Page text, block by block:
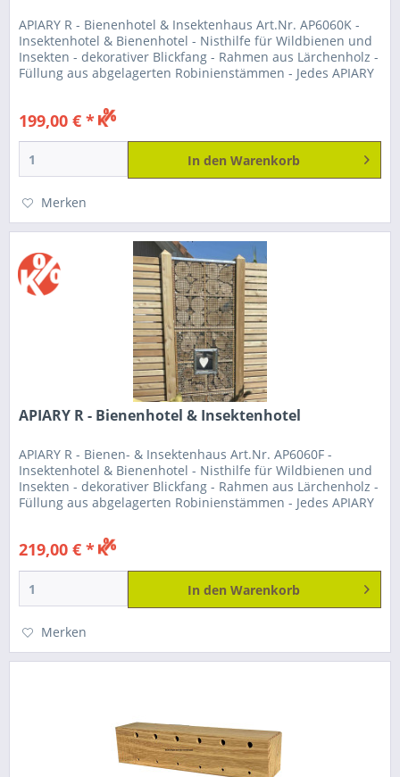
APIARY R - Bienenhotel & Insektenhaus Art.Nr. AP6060K -
Insektenhotel & Bienenhotel - Nisthilfe für Wildbienen und
Insekten - dekorativer Blickfang - Rahmen aus Lärchenholz -
Füllung aus abgelagerten Robinienstämmen - Jedes APIARY
199,00 € *
In den Warenkorb
Merken
APIARY R - Bienenhotel & Insektenhotel
APIARY R - Bienen- & Insektenhaus Art.Nr. AP6060F -
Insektenhotel & Bienenhotel - Nisthilfe für Wildbienen und
Insekten - dekorativer Blickfang - Rahmen aus Lärchenholz -
Füllung aus abgelagerten Robinienstämmen - Jedes APIARY
219,00 € *
In den Warenkorb
Merken